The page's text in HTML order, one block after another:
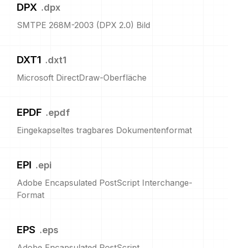
DPX .dpx
SMTPE 268M-2003 (DPX 2.0) Bild
DXT1 .dxt1
Microsoft DirectDraw-Oberfläche
EPDF .epdf
Eingekapseltes tragbares Dokumentenformat
EPI .epi
Adobe Encapsulated PostScript Interchange-
Format
EPS .eps